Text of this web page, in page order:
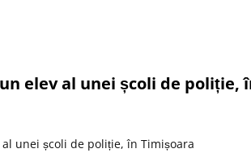
elev al unei școli de poliție,
unei școli de poliție, în Timișoara